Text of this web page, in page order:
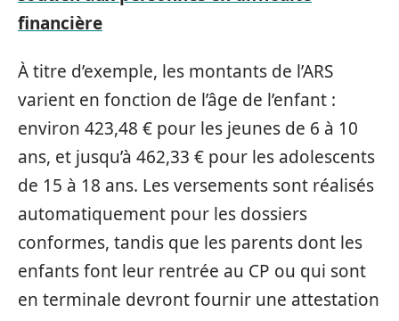
financière
À titre d’exemple, les montants de l’ARS
varient en fonction de l’âge de l’enfant :
environ 423,48 € pour les jeunes de 6 à 10
ans, et jusqu’à 462,33 € pour les adolescents
de 15 à 18 ans. Les versements sont réalisés
automatiquement pour les dossiers
conformes, tandis que les parents dont les
enfants font leur rentrée au CP ou qui sont
en terminale devront fournir une attestation